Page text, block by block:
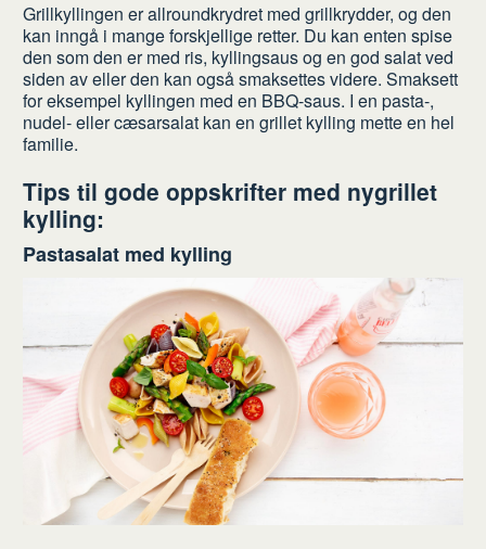
Grillkyllingen er allroundkrydret med grillkrydder, og den
kan inngå i mange forskjellige retter. Du kan enten spise
den som den er med ris, kyllingsaus og en god salat ved
siden av eller den kan også smaksettes videre. Smaksett
for eksempel kyllingen med en BBQ-saus. I en pasta-,
nudel- eller cæsarsalat kan en grillet kylling mette en hel
familie.
Tips til gode oppskrifter med nygrillet
kylling:
Pastasalat med kylling